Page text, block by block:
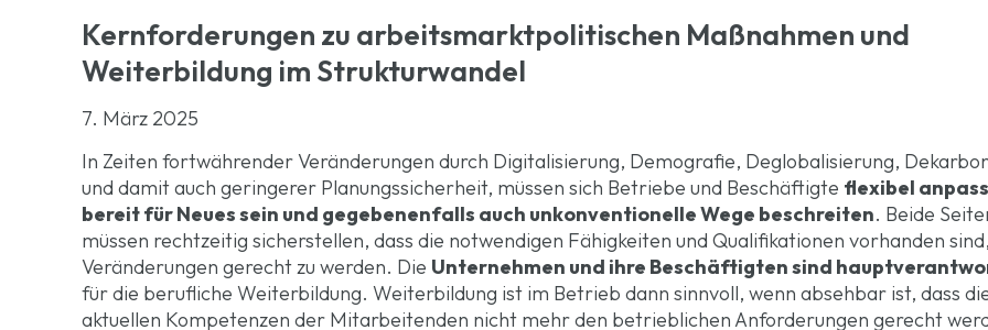
Kernforderungen zu arbeitsmarktpolitischen Maßnahmen und
Weiterbildung im Strukturwandel
7. März 2025
In Zeiten fortwährender Veränderungen durch Digitalisierung, Demografie, Deglobalisierung,
und damit auch geringerer Planungssicherheit, müssen sich Betriebe und Beschäftigte flexibel
bereit für Neues sein und gegebenenfalls auch unkonventionelle Wege beschreiten. Beide
müssen rechtzeitig sicherstellen, dass die notwendigen Fähigkeiten und Qualifikationen vorhanden
Veränderungen gerecht zu werden. Die Unternehmen und ihre Beschäftigten sind
für die berufliche Weiterbildung. Weiterbildung ist im Betrieb dann sinnvoll, wenn absehbar ist, dass
aktuellen Kompetenzen der Mitarbeitenden nicht mehr den betrieblichen Anforderungen gerecht